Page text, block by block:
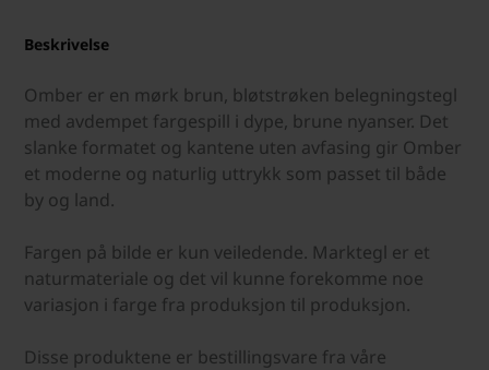
Beskrivelse
Omber er en mørk brun, bløtstrøken belegningstegl
med avdempet fargespill i dype, brune nyanser. Det
slanke formatet og kantene uten avfasing gir Omber
et moderne og naturlig uttrykk som passet til både
by og land.
Fargen på bilde er kun veiledende. Marktegl er et
naturmateriale og det vil kunne forekomme noe
variasjon i farge fra produksjon til produksjon.
Disse produktene er bestillingsvare fra våre